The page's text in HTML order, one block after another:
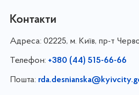
Контакти
Адреса: 02225, м. Київ, пр-т
Телефон: +380 (44) 515-66-66
Пошта: